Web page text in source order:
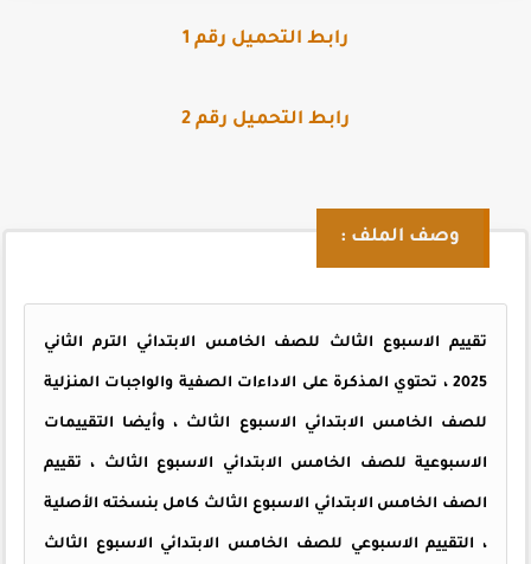
رابط التحميل رقم 1
رابط التحميل رقم 2
وصف الملف :
تقييم الاسبوع الثالث للصف الخامس الابتدائي الترم الثاني
2025 ، تحتوي المذكرة على الاداءات الصفية والواجبات المنزلية
للصف الخامس الابتدائي الاسبوع الثالث ، وأيضا التقييمات
الاسبوعية للصف الخامس الابتدائي الاسبوع الثالث ، تقييم
الصف الخامس الابتدائي الاسبوع الثالث كامل بنسخته الأصلية
، التقييم الاسبوعي للصف الخامس الابتدائي الاسبوع الثالث